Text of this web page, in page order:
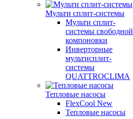
Мульти сплит-системы
Мульти сплит-
системы свободной
компоновки
Инверторные
мультисплит-
системы
QUATTROCLIMA
Тепловые насосы
FlexCool New
Тепловые насосы